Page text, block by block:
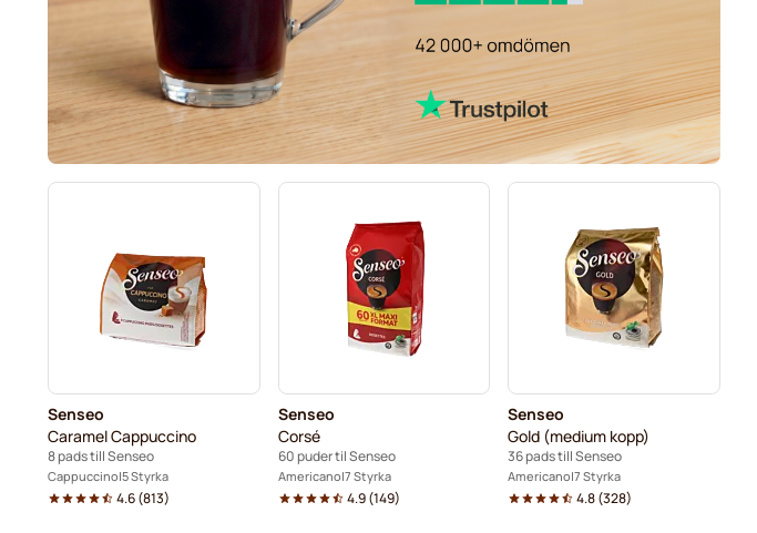
Senseo
Caramel Cappuccino
8 pads till Senseo
Cappuccino 5 Styrka
4.6(813)
Senseo
Corsé
60 puder til Senseo
Americano 7 Styrka
4.9(149)
Senseo
Gold (medium kopp)
36 pads till Senseo
Americano 7 Styrka
4.8(328)